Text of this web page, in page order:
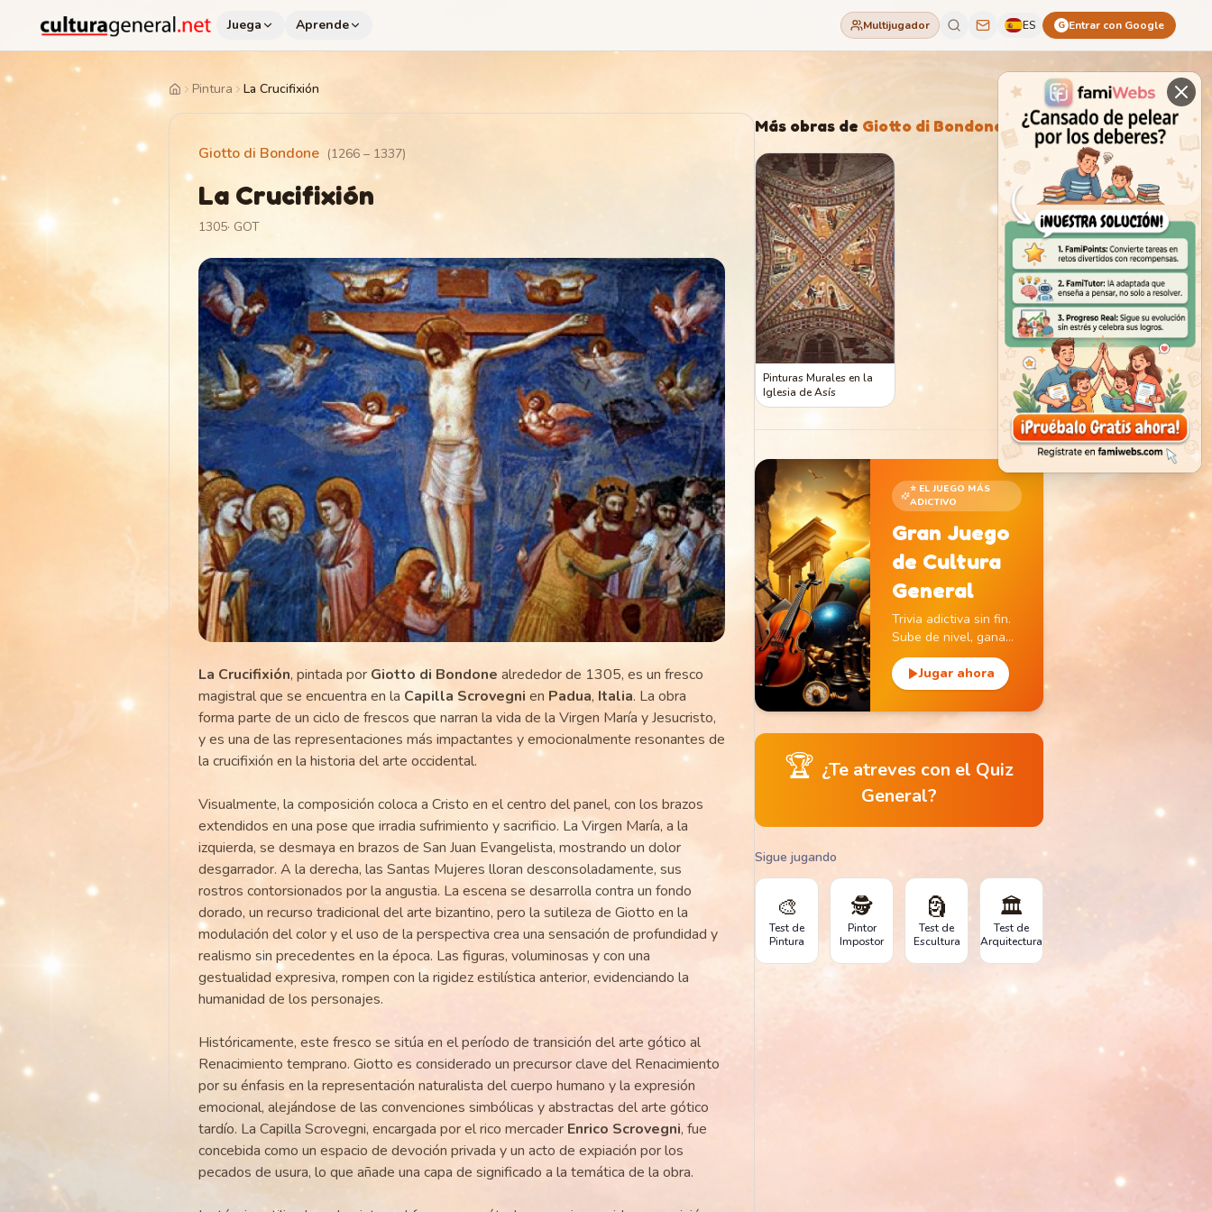
Juega Aprende Multijugador ES G Entrar con Google
HomePintura La Crucifixión
Giotto di Bondone (1266– 1337)
La Crucifixión
1305· GOT
La Crucifixión, pintada por Giotto di Bondone alrededor de 1305, es un fresco
magistral que se encuentra en la Capilla Scrovegni en Padua, Italia. La obra
forma parte de un ciclo de frescos que narran la vida de la Virgen María y Jesucristo,
y es una de las representaciones más impactantes y emocionalmente resonantes de
la crucifixión en la historia del arte occidental.
Visualmente, la composición coloca a Cristo en el centro del panel, con los brazos
extendidos en una pose que irradia sufrimiento y sacrificio. La Virgen María, a la
izquierda, se desmaya en brazos de San Juan Evangelista, mostrando un dolor
desgarrador. A la derecha, las Santas Mujeres lloran desconsoladamente, sus
rostros contorsionados por la angustia. La escena se desarrolla contra un fondo
dorado, un recurso tradicional del arte bizantino, pero la sutileza de Giotto en la
modulación del color y el uso de la perspectiva crea una sensación de profundidad y
realismo sin precedentes en la época. Las figuras, voluminosas y con una
gestualidad expresiva, rompen con la rigidez estilística anterior, evidenciando la
humanidad de los personajes.
Históricamente, este fresco se sitúa en el período de transición del arte gótico al
Renacimiento temprano. Giotto es considerado un precursor clave del Renacimiento
por su énfasis en la representación naturalista del cuerpo humano y la expresión
emocional, alejándose de las convenciones simbólicas y abstractas del arte gótico
tardío. La Capilla Scrovegni, encargada por el rico mercader Enrico Scrovegni, fue
concebida como un espacio de devoción privada y un acto de expiación por los
pecados de usura, lo que añade una capa de significado a la temática de la obra.
Más obras de Giotto di Bondone
Pinturas Murales en la
Iglesia de Asís
⭐ EL JUEGO MÁS
ADICTIVO
Gran Juego
de Cultura
General
Trivia adictiva sin fin.
Sube de nivel, gana
monedas y descubre
monumentos icónicos.
Jugar ahora
🏆 ¿Te atreves con el Quiz
General?
Sigue jugando
🎨
Test de
Pintura
🕵️
Pintor
Impostor
🗿
Test de
Escultura
🏛️
Test de
Arquitectura